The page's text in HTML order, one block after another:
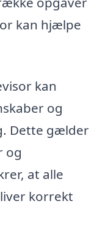
kan hjælpe
kan
og
Dette gælder
og
at alle
korrekt